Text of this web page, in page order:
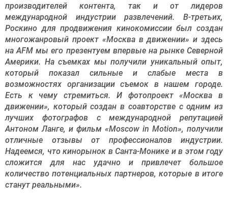
производителей контента, так и от лидеров
международной индустрии развлечений. В-третьих,
Роскино для продвижения кинокомиссии был создан
многожанровый проект «Москва в движении» и здесь
на AFM мы его презентуем впервые на рынке Северной
Америки. На съемках мы получили уникальный опыт,
который показал сильные и слабые места в
возможностях организации съемок в нашем городе.
Есть к чему стремиться. И фотопроект «Москва в
движении», который создан в соавторстве с одним из
лучших фотографов с международной репутацией
Антоном Ланге, и фильм «Moscow in Motion», получили
отличные отзывы от профессионалов индустрии.
Надеемся, что кинорынок в Санта-Монике и в этом году
сложится для нас удачно и привлечет большое
количество потенциальных партнеров, которые в итоге
станут реальными».